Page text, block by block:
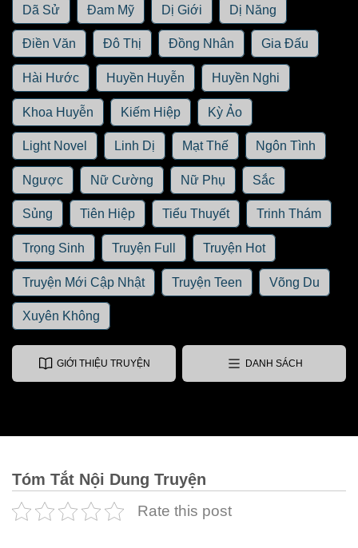
Dã Sử Đam Mỹ Dị Giới Dị Năng
Điền Văn Đô Thị Đồng Nhân Gia Đấu
Hài Hước Huyền Huyễn Huyền Nghi
Khoa Huyễn Kiếm Hiệp Kỳ Ảo
Light Novel Linh Dị Mạt Thế Ngôn Tình
Ngược Nữ Cường Nữ Phụ Sắc
Sủng Tiên Hiệp Tiểu Thuyết Trinh Thám
Trọng Sinh Truyện Full Truyện Hot
Truyện Mới Cập Nhật Truyện Teen Võng Du
Xuyên Không
GIỚI THIỆU TRUYỆN DANH SÁCH
Tóm Tắt Nội Dung Truyện
Rate this post